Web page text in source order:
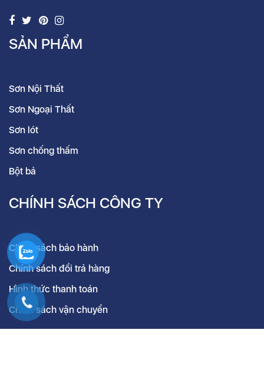
SẢN PHẨM
Sơn Nội Thất
Sơn Ngoại Thất
Sơn lót
Sơn chống thấm
Bột bả
CHÍNH SÁCH CÔNG TY
Chính sách bảo hành
Chính sách đổi trả hàng
Hình thức thanh toán
Chính sách vận chuyển